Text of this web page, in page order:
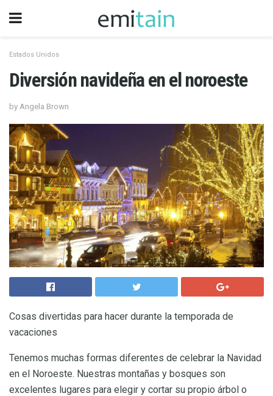
Estados Unidos
Diversión navideña en el noroeste
by Angela Brown
Cosas divertidas para hacer durante la temporada de
vacaciones
Tenemos muchas formas diferentes de celebrar la Navidad
en el Noroeste. Nuestras montañas y bosques son
excelentes lugares para elegir y cortar su propio árbol o